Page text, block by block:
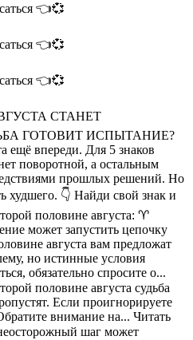
👈💞
👈💞
👈💞
СТАНЕТ
ГОТОВИТ ИСПЫТАНИЕ?
ещё впереди. Для 5 знаков
поворотной, а остальным
прошлых решений. Но
худшего. 👇 Найди свой знак и
половине августа: ♈️
может запустить цепочку
августа вам предложат
но истинные условия
обязательно спросите о...
половине августа судьба
Если проигнорируете
внимание на... Читать
шаг может